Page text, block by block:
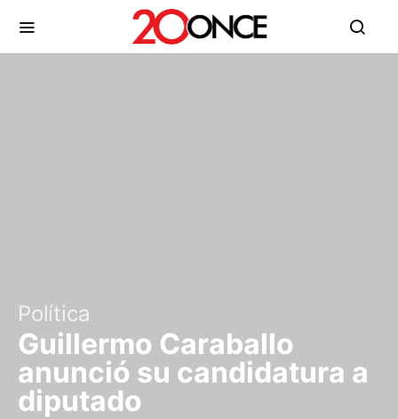
Política
Guillermo Caraballo
anunció su candidatura a
diputado